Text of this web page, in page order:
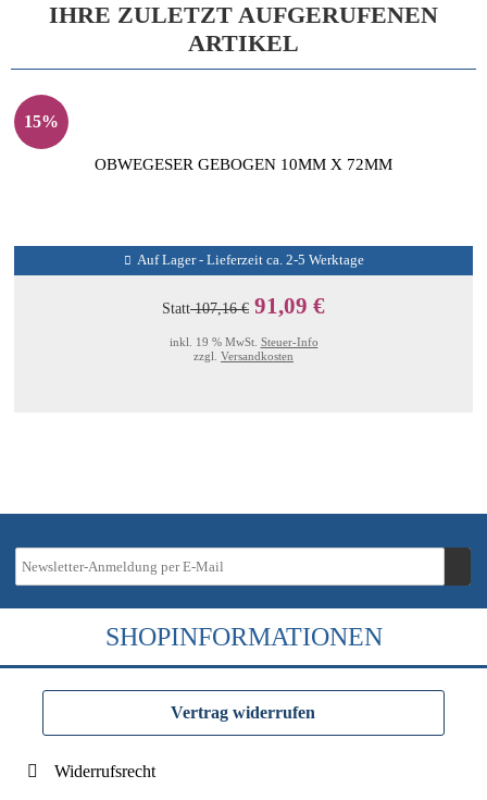
IHRE ZULETZT AUFGERUFENEN
ARTIKEL
15%
OBWEGESER GEBOGEN 10MM X 72MM
Auf Lager - Lieferzeit ca. 2-5 Werktage
Statt107,16 € 91,09 €
inkl. 19 % MwSt. Steuer-Info
zzgl. Versandkosten
SHOPINFORMATIONEN
Vertrag widerrufen
Widerrufsrecht